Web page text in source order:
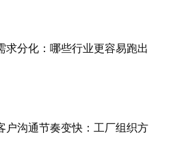
求分化：哪些行业更容易跑出
户沟通节奏变快：工厂组织方